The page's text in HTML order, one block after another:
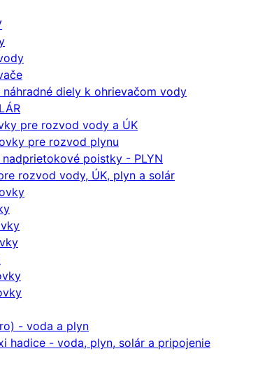
náhradné diely k ohrievačom vody
pre rozvod vody a ÚK
pre rozvod plynu
poistky - PLYN
rozvod vody, ÚK, plyn a solár
- voda a plyn
hadice - voda, plyn, solár a pripojenie